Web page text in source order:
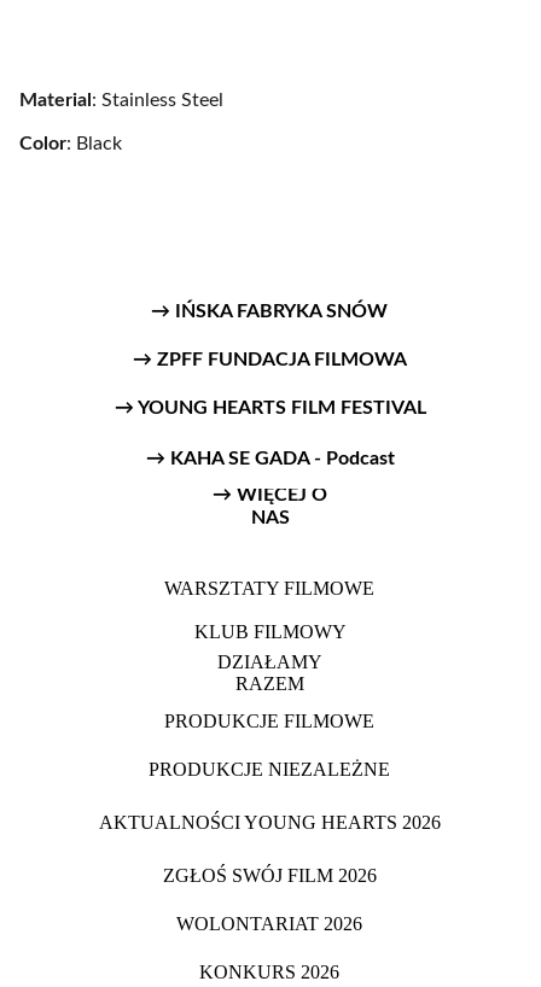
Material : Stainless Steel
Color: Black
→ IŃSKA FABRYKA SNÓW
→ ZPFF FUNDACJA FILMOWA
→ YOUNG HEARTS FILM FESTIVAL
→ WIĘCEJ O
NAS
WARSZTATY FILMOWE
KLUB FILMOWY
DZIAŁAMY
RAZEM
PRODUKCJE FILMOWE
PRODUKCJE NIEZALEŻNE
AKTUALNOŚCI YOUNG HEARTS 2026
WOLONTARIAT 2026
ZGŁOŚ SWÓJ FILM 2026
KONKURS 2026
→ KAHA SE GADA - Podcast